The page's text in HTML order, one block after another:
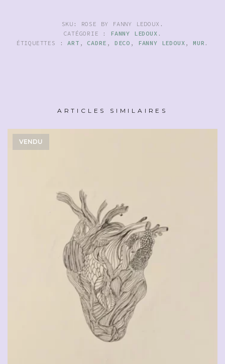
SKU: ROSE BY FANNY LEDOUX .
CATÉGORIE : FANNY LEDOUX .
ÉTIQUETTES :ART , CADRE , DECO , FANNY LEDOUX , MUR .
ARTICLES SIMILAIRES
VENDU